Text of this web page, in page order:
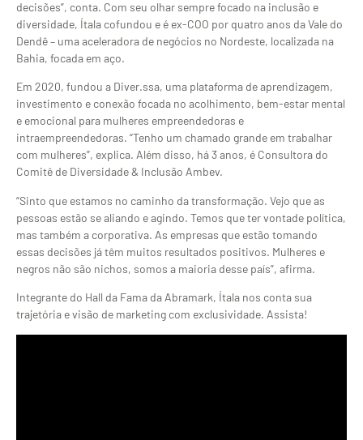
decisões”, conta. Com seu olhar sempre focado na inclusão e
diversidade, Ítala cofundou e é ex-COO por quatro anos da Vale do
Dendê – uma aceleradora de negócios no Nordeste, localizada na
Bahia, focada em aço.
Em 2020, fundou a Diver.ssa, uma plataforma de aprendizagem,
investimento e conexão focada no acolhimento, bem-estar mental
e emocional para mulheres empreendedoras e
intraempreendedoras. “Tenho um chamado grande em trabalhar
com mulheres”, explica. Além disso, há 3 anos, é Consultora do
Comitê de Diversidade & Inclusão Ambev.
“Sinto que estamos no caminho da transformação. Vejo que as
pessoas estão se aliando e agindo. Temos que ter vontade política,
mas também a corporativa. As empresas que estão tomando
essas decisões já têm muitos resultados positivos. Mulheres e
negros não são nichos, somos a maioria desse país”, afirma.
Integrante do Hall da Fama da Abramark, Ítala nos conta sua
trajetória e visão de marketing com exclusividade. Assista!